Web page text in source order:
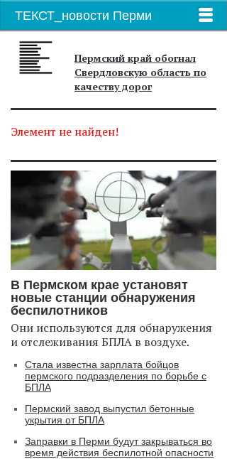
ТЕКСТ_новости Перми
Пермский край обогнал
Свердловскую область по
качеству дорог
Элемент не найден!
В Пермском крае установят
новые станции обнаружения
беспилотников
Они используются для обнаружения
и отслеживания БПЛА в воздухе.
Стала известна зарплата бойцов
пермского подразделения по борьбе с
БПЛА
Пермский завод выпустил бетонные
укрытия от БПЛА
Заправки в Перми будут закрываться во
время действия беспилотной опасности